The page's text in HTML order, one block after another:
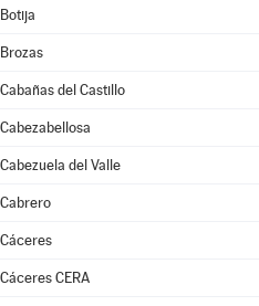
Botija
Brozas
Cabañas del Castillo
Cabezabellosa
Cabezuela del Valle
Cabrero
Cáceres
Cáceres CERA